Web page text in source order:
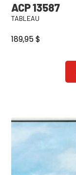
ACP 13587
TABLEAU
189,95$